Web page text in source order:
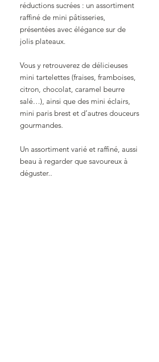
réductions sucrées : un assortiment
raffiné de mini pâtisseries,
présentées avec élégance sur de
jolis plateaux.
Vous y retrouverez de délicieuses
mini tartelettes (fraises, framboises,
citron, chocolat, caramel beurre
salé…), ainsi que des mini éclairs,
mini paris brest et d’autres douceurs
gourmandes.
Un assortiment varié et raffiné, aussi
beau à regarder que savoureux à
déguster..